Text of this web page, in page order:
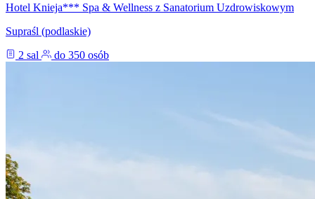
Hotel Knieja*** Spa & Wellness z Sanatorium Uzdrowiskowym
Supraśl (podlaskie)
2 sal
do 350 osób